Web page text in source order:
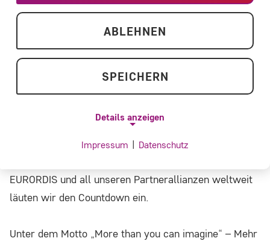
In 3 Monaten ist Rare Disease Day – der internationale
EURORDIS und all unseren Partnerallianzen weltweit
läuten wir den Countdown ein.
Unter dem Motto „More than you can imagine“ – Mehr
ABLEHNEN
SPEICHERN
Details anzeigen
Notwendige Cookies ermöglichen
grundlegende Funktionen und sind für die
erforderlich.
Impressum | Datenschutz